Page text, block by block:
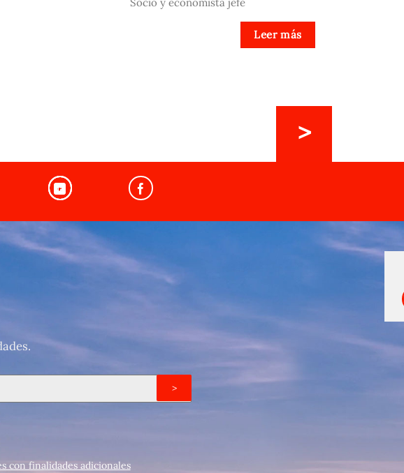
Leer más
con finalidades adicionales
>